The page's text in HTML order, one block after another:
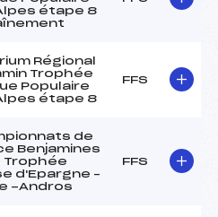
étape 8
Régional
Trophée
Populaire
étape 8
FFS
de
Benjamines
Trophée
d'Epargne –
-Andros
FFS